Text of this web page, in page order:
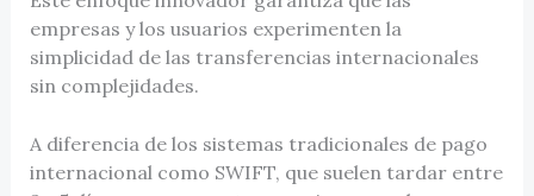
empresas y los usuarios experimenten la
simplicidad de las transferencias internacionales
sin complejidades.
A diferencia de los sistemas tradicionales de pago
internacional como SWIFT, que suelen tardar entre